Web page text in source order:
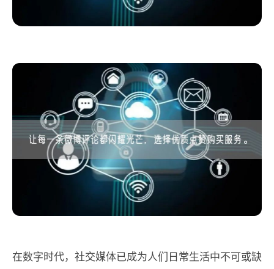
在数字时代，社交媒体已成为人们日常生活中不可或缺